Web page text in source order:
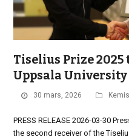
Tiselius Prize 2025
Uppsala University
30 mars, 2026
PRESS RELEASE 2026-03-30
the second receiver of the